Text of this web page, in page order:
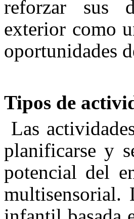
reforzar sus
exterior como
oportunidades
Tipos de
Las
planificarse y
potencial del
multisensorial.